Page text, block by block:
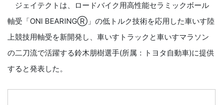
ジェイテクトは、ロードバイク用高性能セラミックボール
軸受「ONI BEARINGⓇ」の低トルク技術を応用した車いす陸
上競技用軸受を新開発し、車いすトラックと車いすマラソン
の二刀流で活躍する鈴木朋樹選手(所属：トヨタ自動車)に提供
すると発表した。